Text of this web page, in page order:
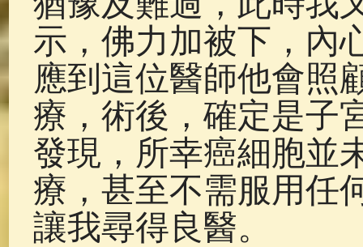
示，佛力加被下，內
應到這位醫師他會照
療，術後，確定是子
發現，所幸癌細胞並
療，甚至不需服用任
讓我尋得良醫。